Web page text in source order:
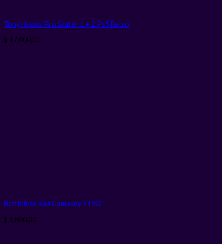
Tony Hawks Pro Skater 1 + 2 Ps5 Retro
$ 17.000,00
Battlefield Bad Company 2 PS3
$ 6.800,00